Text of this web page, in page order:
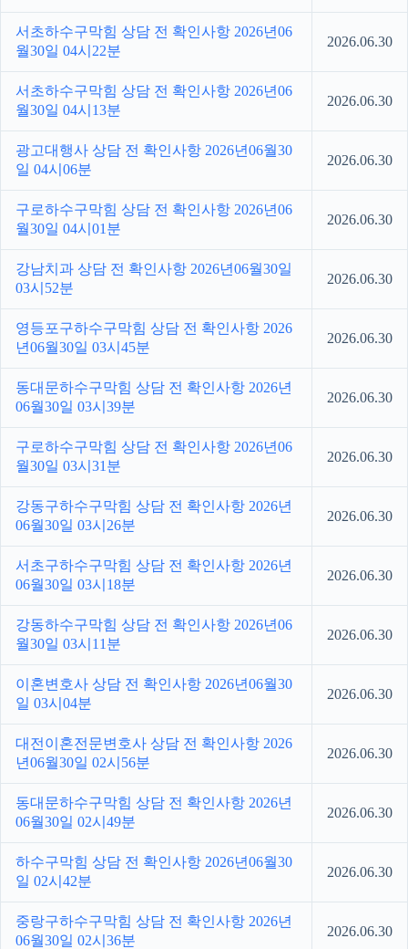
서초하수구막힘 상담 전 확인사항 2026년06
월30일 04시22분
2026.06.30
서초하수구막힘 상담 전 확인사항 2026년06
월30일 04시13분
2026.06.30
광고대행사 상담 전 확인사항 2026년06월30
일 04시06분
2026.06.30
구로하수구막힘 상담 전 확인사항 2026년06
월30일 04시01분
2026.06.30
강남치과 상담 전 확인사항 2026년06월30일
03시52분
2026.06.30
영등포구하수구막힘 상담 전 확인사항 2026
년06월30일 03시45분
2026.06.30
동대문하수구막힘 상담 전 확인사항 2026년
06월30일 03시39분
2026.06.30
구로하수구막힘 상담 전 확인사항 2026년06
월30일 03시31분
2026.06.30
강동구하수구막힘 상담 전 확인사항 2026년
06월30일 03시26분
2026.06.30
서초구하수구막힘 상담 전 확인사항 2026년
06월30일 03시18분
2026.06.30
강동하수구막힘 상담 전 확인사항 2026년06
월30일 03시11분
2026.06.30
이혼변호사 상담 전 확인사항 2026년06월30
일 03시04분
2026.06.30
대전이혼전문변호사 상담 전 확인사항 2026
년06월30일 02시56분
2026.06.30
동대문하수구막힘 상담 전 확인사항 2026년
06월30일 02시49분
2026.06.30
하수구막힘 상담 전 확인사항 2026년06월30
일 02시42분
2026.06.30
중랑구하수구막힘 상담 전 확인사항 2026년
06월30일 02시36분
2026.06.30